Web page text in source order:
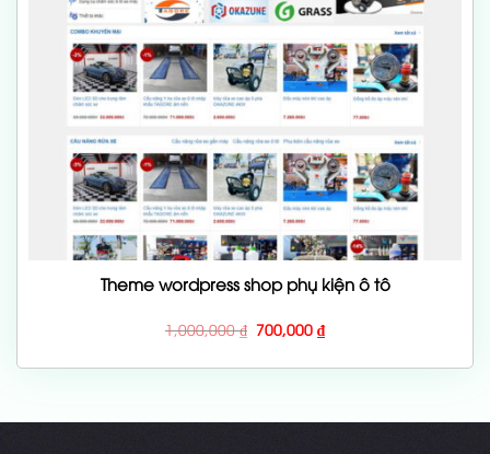
Theme wordpress shop phụ kiện ô tô
1,000,000₫ Giá
gốc
1,000,000 ₫.
700,000₫Giá
hiện
là: